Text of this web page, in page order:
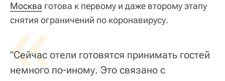
Москва готова к первому и даже второму этапу
снятия ограничений по коронавирусу.
«
"Сейчас отели готовятся принимать гостей
немного по-иному. Это связано с